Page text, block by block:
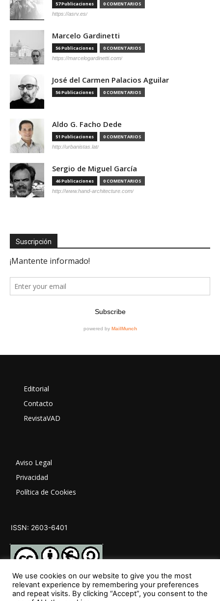
57 Publicaciones 0 COMENTARIOS
https://asrv.es/
Marcelo Gardinetti
56 Publicaciones 0 COMENTARIOS
https://marcelogardinetti.com/
José del Carmen Palacios Aguilar
56 Publicaciones 0 COMENTARIOS
Aldo G. Facho Dede
51 Publicaciones 0 COMENTARIOS
http://urbanistas.lat/
Sergio de Miguel García
46 Publicaciones 0 COMENTARIOS
http://www.hand-architecture.com/
Suscripción
Editorial
Contacto
RevistaVAD
Aviso Legal
Privacidad
Política de Cookies
ISSN: 2603-6401
We use cookies on our website to give you the most
relevant experience by remembering your preferences
and repeat visits. By clicking “Accept”, you consent to the